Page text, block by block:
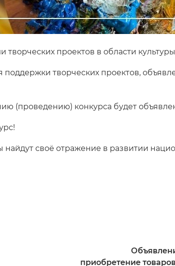
проектов в области
творческих проектов,
(проведению) конкурса будет
своё отражение в развитии
приобретение